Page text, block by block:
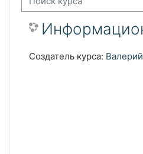
Поиск курса
Создатель курса: